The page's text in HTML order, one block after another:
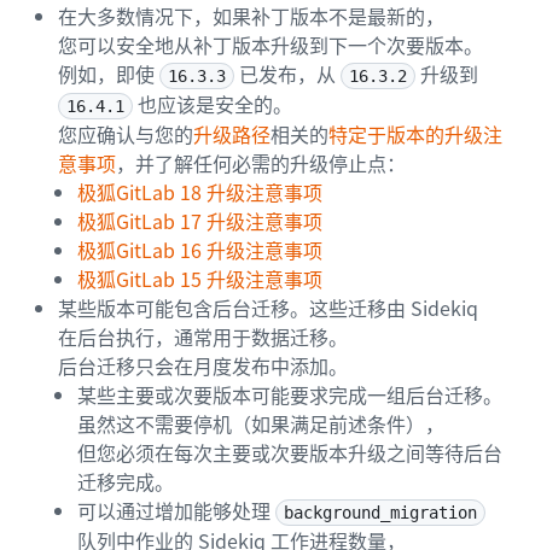
在大多数情况下，如果补丁版本不是最新的，
您可以安全地从补丁版本升级到下一个次要版本。
例如，即使
16.3.3 已发布，从 16.3.2 升级到
16.4.1
也应该是安全的。
您应确认与您的升级路径相关的特定于版本的升级注
意事项，并了解任何必需的升级停止点：
极狐GitLab 18 升级注意事项
极狐GitLab 17 升级注意事项
极狐GitLab 16 升级注意事项
极狐GitLab 15 升级注意事项
某些版本可能包含后台迁移。这些迁移由 Sidekiq
在后台执行，通常用于数据迁移。
后台迁移只会在月度发布中添加。
某些主要或次要版本可能要求完成一组后台迁移。
虽然这不需要停机（如果满足前述条件），
但您必须在每次主要或次要版本升级之间等待后台
迁移完成。
可以通过增加能够处理
background_migration
队列中作业的 Sidekiq 工作进程数量，